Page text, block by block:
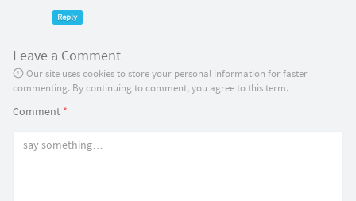
Reply
Leave a Comment
Our site uses cookies to store your personal information for faster
commenting. By continuing to comment, you agree to this term.
Comment *